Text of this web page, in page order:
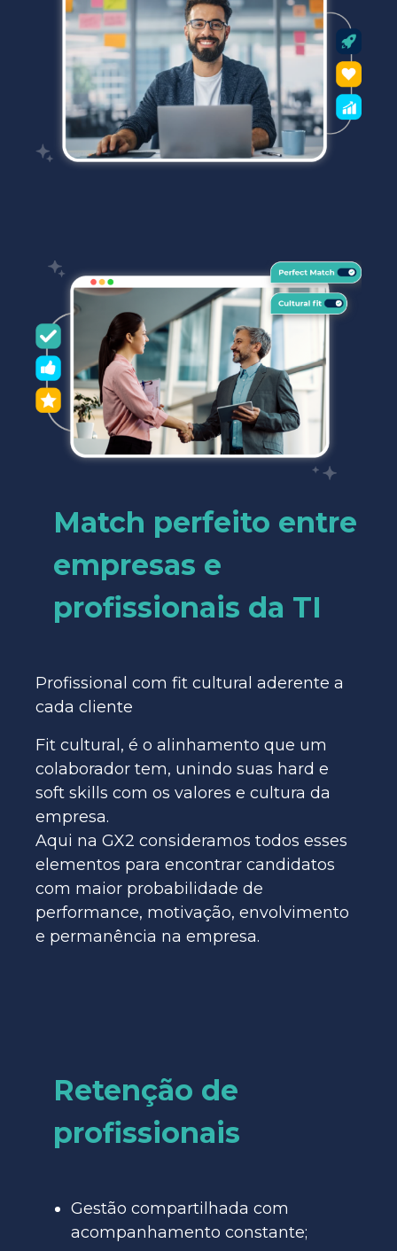
Match perfeito entre
empresas e
profissionais da TI
Profissional com fit cultural aderente a
cada cliente
Fit cultural, é o alinhamento que um
colaborador tem, unindo suas hard e
soft skills com os valores e cultura da
empresa.
Aqui na GX2 consideramos todos esses
elementos para encontrar candidatos
com maior probabilidade de
performance, motivação, envolvimento
e permanência na empresa.
Retenção de
profissionais
Gestão compartilhada com
acompanhamento constante;